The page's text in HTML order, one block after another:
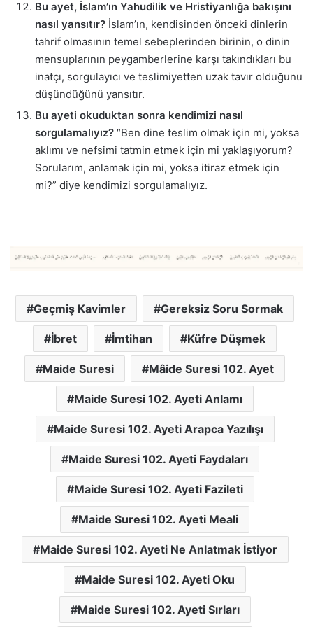
Bu ayet, İslam’ın Yahudilik ve Hristiyanlığa bakışını
nasıl yansıtır? İslam’ın, kendisinden önceki dinlerin
tahrif olmasının temel sebeplerinden birinin, o dinin
mensuplarının peygamberlerine karşı takındıkları bu
inatçı, sorgulayıcı ve teslimiyetten uzak tavır olduğunu
düşündüğünü yansıtır.
Bu ayeti okuduktan sonra kendimizi nasıl
sorgulamalıyız? “Ben dine teslim olmak için mi, yoksa
aklımı ve nefsimi tatmin etmek için mi yaklaşıyorum?
Sorularım, anlamak için mi, yoksa itiraz etmek için
mi?” diye kendimizi sorgulamalıyız.
Geçmiş Kavimler Gereksiz Soru Sormak
İbret İmtihan Küfre Düşmek
Maide Suresi Mâide Suresi 102. Ayet
Maide Suresi 102. Ayeti Anlamı
Maide Suresi 102. Ayeti Arapca Yazılışı
Maide Suresi 102. Ayeti Faydaları
Maide Suresi 102. Ayeti Fazileti
Maide Suresi 102. Ayeti Meali
Maide Suresi 102. Ayeti Ne Anlatmak İstiyor
Maide Suresi 102. Ayeti Oku
Maide Suresi 102. Ayeti Sırları